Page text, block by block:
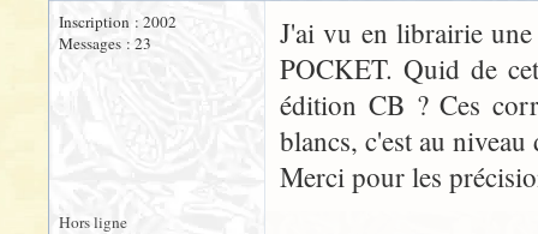
Inscription : 2002
Messages : 23
J'ai vu en librairie
POCKET. Quid de
édition CB ? Ces
blancs, c'est au
Merci pour les
Hors ligne